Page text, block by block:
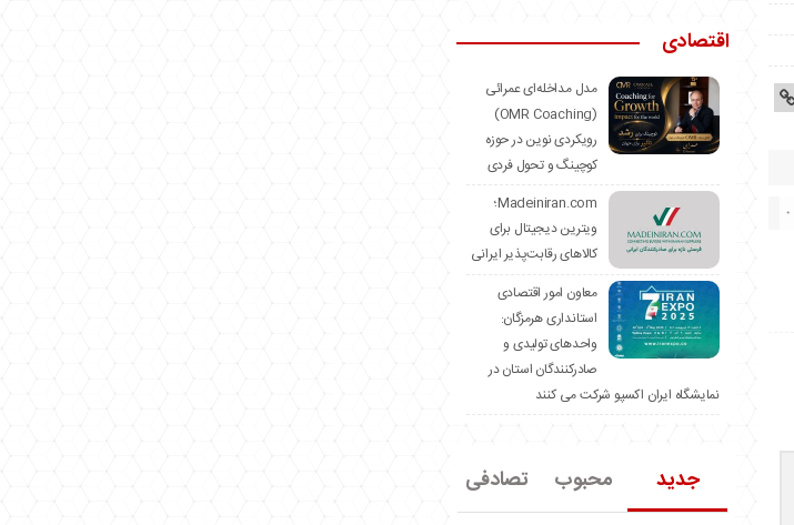
اقتصادی
مدل مداخله‌ای عمرائی
(OMR Coaching)
رویکردی نوین در حوزه
کوچینگ و تحول فردی
Madeiniran.com؛
ویترین دیجیتال برای
کالاهای رقابت‌پذیر ایرانی
معاون امور اقتصادی
استانداری هرمزگان:
واحدهای تولیدی و
صادرکنندگان استان در
نمایشگاه ایران اکسپو شرکت می کنند
جدید محبوب تصادفی